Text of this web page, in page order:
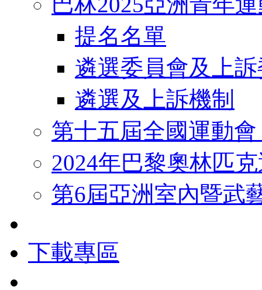
提名名單
遴選委員會及上
遴選及上訴機制
第十五屆全國運動
2024年巴黎奧林匹
第6屆亞洲室內暨武
下載專區